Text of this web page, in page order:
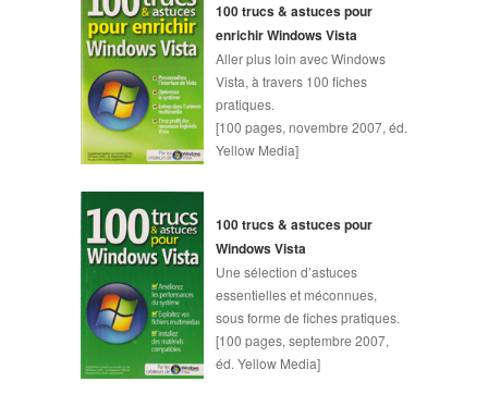
100 trucs & astuces pour
enrichir Windows Vista
Aller plus loin avec Windows
Vista, à travers 100 fiches
pratiques.
[100 pages, novembre 2007, éd.
Yellow Media]
100 trucs & astuces pour
Windows Vista
Une sélection d’astuces
essentielles et méconnues,
sous forme de fiches pratiques.
[100 pages, septembre 2007,
éd. Yellow Media]